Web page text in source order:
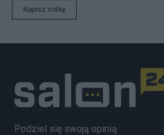
Napisz notkę
Podziel się swoją opinią